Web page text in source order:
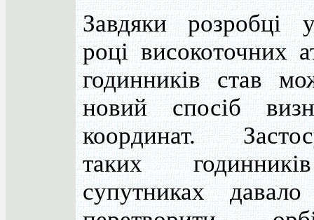
Завдяки розробці
році високоточних
годинників став
новий спосіб
координат.
таких
супутниках